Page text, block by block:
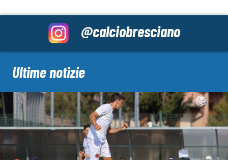
@calciobresciano
Ultime notizie